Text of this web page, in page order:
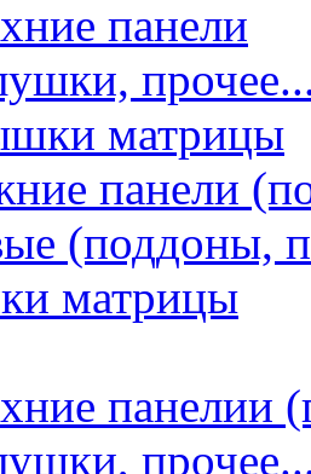
панели
матрицы
панели
(поддоны,
матрицы
панелии